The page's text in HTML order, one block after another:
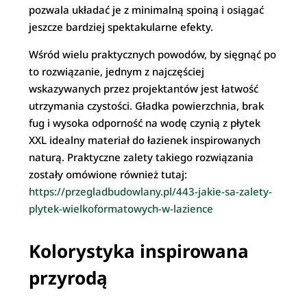
pozwala układać je z minimalną spoiną i osiągać
jeszcze bardziej spektakularne efekty.
Wśród wielu praktycznych powodów, by sięgnąć po
to rozwiązanie, jednym z najczęściej
wskazywanych przez projektantów jest łatwość
utrzymania czystości. Gładka powierzchnia, brak
fug i wysoka odporność na wodę czynią z płytek
XXL idealny materiał do łazienek inspirowanych
naturą. Praktyczne zalety takiego rozwiązania
zostały omówione również tutaj:
https://przegladbudowlany.pl/443-jakie-sa-zalety-
plytek-wielkoformatowych-w-lazience
Kolorystyka inspirowana
przyrodą